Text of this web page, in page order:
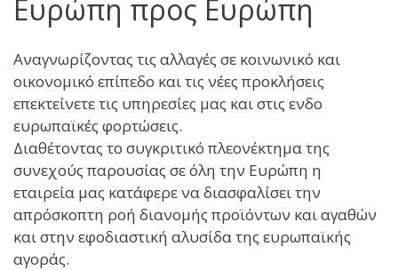
Ευρώπη προς Ευρώπη
Αναγνωρίζοντας τις αλλαγές σε κοινωνικό και
οικονομικό επίπεδο και τις νέες προκλήσεις
επεκτείνετε τις υπηρεσίες μας και στις ενδο
ευρωπαϊκές φορτώσεις.
Διαθέτοντας το συγκριτικό πλεονέκτημα της
συνεχούς παρουσίας σε όλη την Ευρώπη η
εταιρεία μας κατάφερε να διασφαλίσει την
απρόσκοπτη ροή διανομής προϊόντων και αγαθών
και στην εφοδιαστική αλυσίδα της ευρωπαϊκής
αγοράς.